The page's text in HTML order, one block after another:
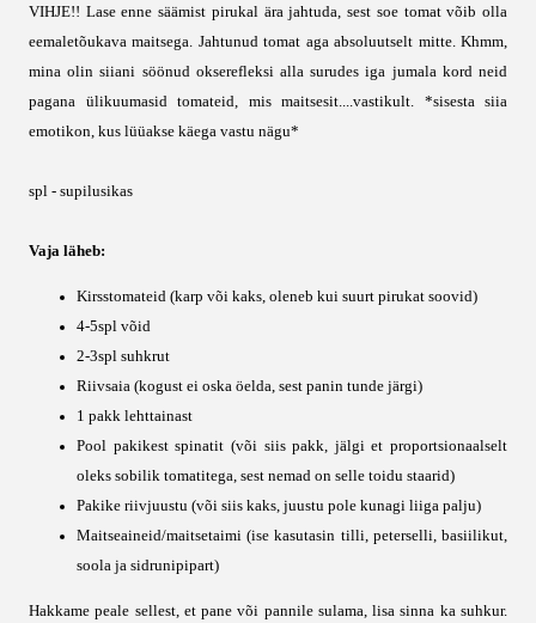
VIHJE!! Lase enne säämist pirukal ära jahtuda, sest soe tomat võib olla
eemaletõukava maitsega. Jahtunud tomat aga absoluutselt mitte. Khmm,
mina olin siiani söönud okserefleksi alla surudes iga jumala kord neid
pagana ülikuumasid tomateid, mis maitsesit....vastikult. *sisesta siia
emotikon, kus lüüakse käega vastu nägu*
spl - supilusikas
Vaja läheb:
Kirsstomateid (karp või kaks, oleneb kui suurt pirukat soovid)
4-5spl võid
2-3spl suhkrut
Riivsaia (kogust ei oska öelda, sest panin tunde järgi)
1 pakk lehttainast
Pool pakikest spinatit (või siis pakk, jälgi et proportsionaalselt
oleks sobilik tomatitega, sest nemad on selle toidu staarid)
Pakike riivjuustu (või siis kaks, juustu pole kunagi liiga palju)
Maitseaineid/maitsetaimi (ise kasutasin tilli, peterselli, basiilikut,
soola ja sidrunipipart)
Hakkame peale sellest, et pane või pannile sulama, lisa sinna ka suhkur.